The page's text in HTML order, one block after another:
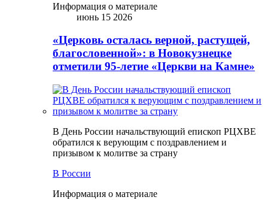
Информация о материале
июнь 15 2026
«Церковь осталась верной, растущей,
благословенной»: в Новокузнецке
отметили 95-летие «Церкви на Камне»
В День России начальствующий епископ РЦХВЕ
обратился к верующим с поздравлением и
призывом к молитве за страну
В России
Информация о материале